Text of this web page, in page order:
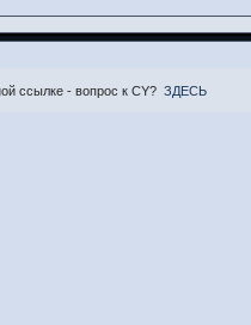
ссылке - вопрос к СY? ЗДЕСЬ